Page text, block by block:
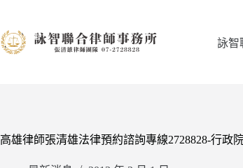
主
詠智
高雄律師張清雄法律預約諮詢專線2728828-行政